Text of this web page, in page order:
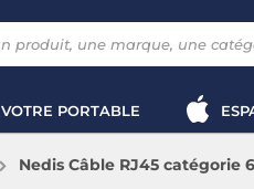
VOTRE PORTABLE
Nedis Câble RJ45 catégorie